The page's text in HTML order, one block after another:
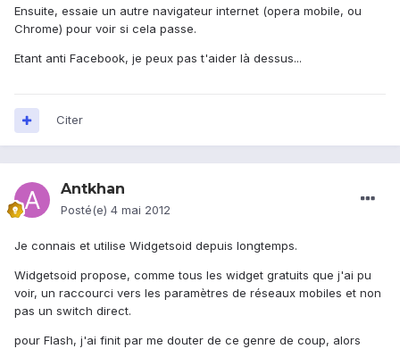
Ensuite, essaie un autre navigateur internet (opera mobile, ou
Chrome) pour voir si cela passe.
Etant anti Facebook, je peux pas t'aider là dessus...
Citer
Antkhan
Posté(e) 4 mai 2012
Je connais et utilise Widgetsoid depuis longtemps.
Widgetsoid propose, comme tous les widget gratuits que j'ai pu
voir, un raccourci vers les paramètres de réseaux mobiles et non
pas un switch direct.
pour Flash, j'ai finit par me douter de ce genre de coup, alors